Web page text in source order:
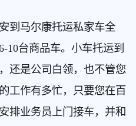
马尔康托运私家车全
10台商品车。小车托运到
还是公司白领，也不管您
工作有多忙，只要您在百
排业务员上门接车，并和